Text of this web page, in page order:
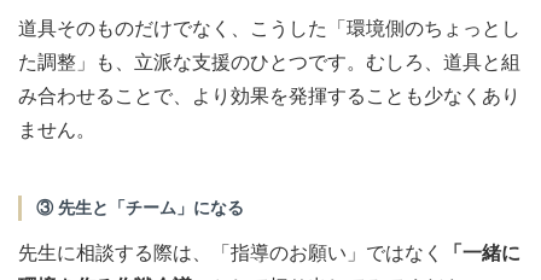
道具そのものだけでなく、こうした「環境側のちょっとし
た調整」も、立派な支援のひとつです。むしろ、道具と組
み合わせることで、より効果を発揮することも少なくあり
ません。
③ 先生と「チーム」になる
先生に相談する際は、「指導のお願い」ではなく
「一緒に